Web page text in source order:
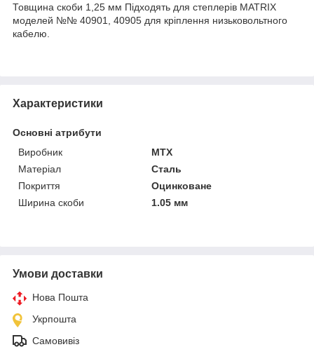
Товщина скоби 1,25 мм Підходять для степлерів MATRIX
моделей №№ 40901, 40905 для кріплення низьковольтного
кабелю.
Характеристики
Основні атрибути
Виробник
MTX
Матеріал
Сталь
Покриття
Оцинковане
Ширина скоби
1.05 мм
Умови доставки
Нова Пошта
Укрпошта
Самовивіз